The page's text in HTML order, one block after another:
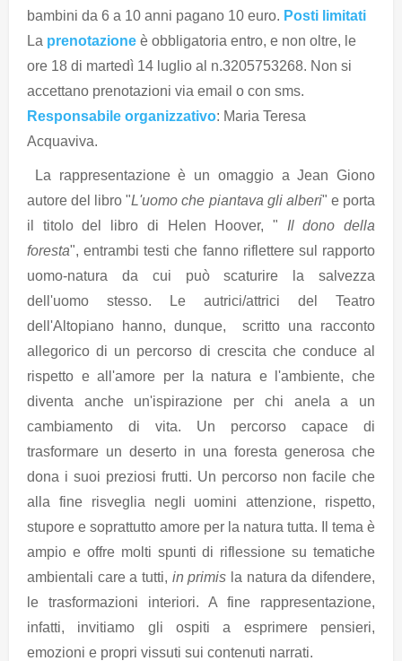
bambini da 6 a 10 anni pagano 10 euro. Posti limitati
La prenotazione è obbligatoria entro, e non oltre, le
ore 18 di martedì 14 luglio al n.3205753268. Non si
accettano prenotazioni via email o con sms.
Responsabile organizzativo: Maria Teresa
Acquaviva.
La rappresentazione è un omaggio a Jean Giono
autore del libro "L'uomo che piantava gli alberi" e porta
il titolo del libro di Helen Hoover, " Il dono della
foresta", entrambi testi che fanno riflettere sul rapporto
uomo-natura da cui può scaturire la salvezza
dell'uomo stesso. Le autrici/attrici del Teatro
dell'Altopiano hanno, dunque, scritto una racconto
allegorico di un percorso di crescita che conduce al
rispetto e all'amore per la natura e l'ambiente, che
diventa anche un'ispirazione per chi anela a un
cambiamento di vita. Un percorso capace di
trasformare un deserto in una foresta generosa che
dona i suoi preziosi frutti. Un percorso non facile che
alla fine risveglia negli uomini attenzione, rispetto,
stupore e soprattutto amore per la natura tutta. Il tema è
ampio e offre molti spunti di riflessione su tematiche
ambientali care a tutti, in primis la natura da difendere,
le trasformazioni interiori. A fine rappresentazione,
infatti, invitiamo gli ospiti a esprimere pensieri,
emozioni e propri vissuti sui contenuti narrati.